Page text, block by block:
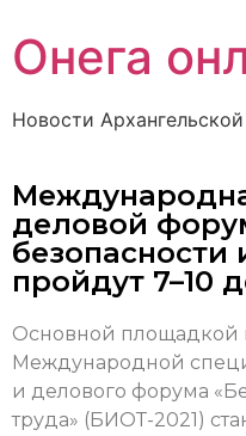
Онега
Новости
деловой
безопасности
пройдут 7–10
Основной площадкой
Международной
и делового форума
труда» (БИОТ-2021)